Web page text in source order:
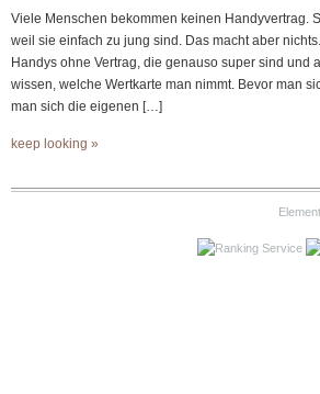
Viele Menschen bekommen keinen Handyvertrag.
weil sie einfach zu jung sind. Das macht aber
Handys ohne Vertrag, die genauso super sind und
wissen, welche Wertkarte man nimmt. Bevor man
man sich die eigenen […]
keep looking »